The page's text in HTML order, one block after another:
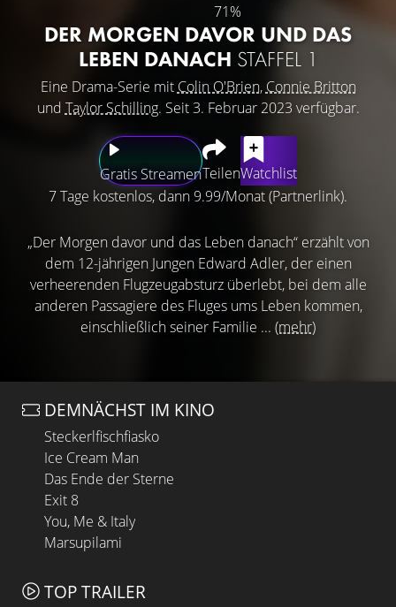
71%
DER MORGEN DAVOR UND DAS
LEBEN DANACH STAFFEL 1
Eine Drama-Serie mit Colin O'Brien, Connie Britton
und Taylor Schilling. Seit 3. Februar 2023 verfügbar.
Gratis StreamenTeilenWatchlist
7 Tage kostenlos, dann 9.99/Monat (Partnerlink).
„Der Morgen davor und das Leben danach“ erzählt von
dem 12-jährigen Jungen Edward Adler, der einen
verheerenden Flugzeugabsturz überlebt, bei dem alle
anderen Passagiere des Fluges ums Leben kommen,
einschließlich seiner Familie ... (mehr)
DEMNÄCHST IM KINO
Steckerlfischfiasko
Ice Cream Man
Das Ende der Sterne
Exit 8
You, Me & Italy
Marsupilami
TOP TRAILER